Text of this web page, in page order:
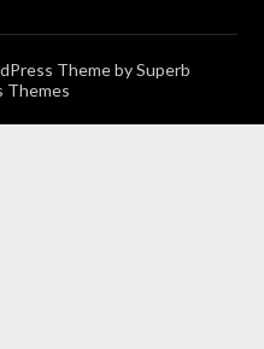
Theme bySuperb
Themes